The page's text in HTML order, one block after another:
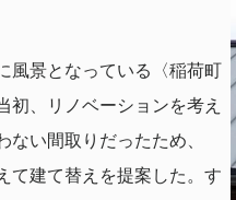
風景となっている〈稲荷町
初、リノベーションを考え
い間取りだったため、
て建て替えを提案した。す